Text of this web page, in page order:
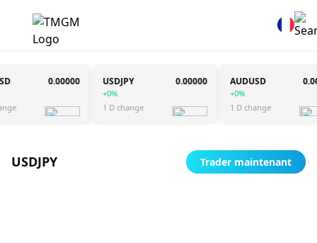
0.00000 USDJPY
+0%
1 D change
0.00000 AUDUSD
+0%
1 D change
USDJPY Trader maintenant